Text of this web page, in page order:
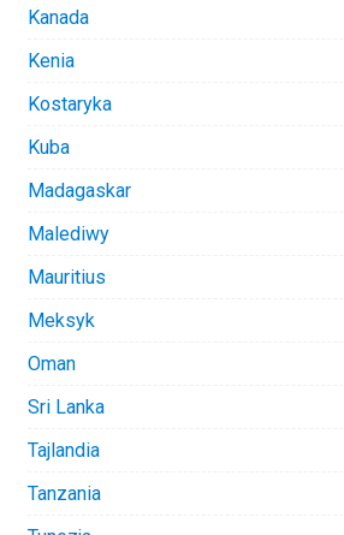
Kanada
Kenia
Kostaryka
Kuba
Madagaskar
Malediwy
Mauritius
Meksyk
Oman
Sri Lanka
Tajlandia
Tanzania